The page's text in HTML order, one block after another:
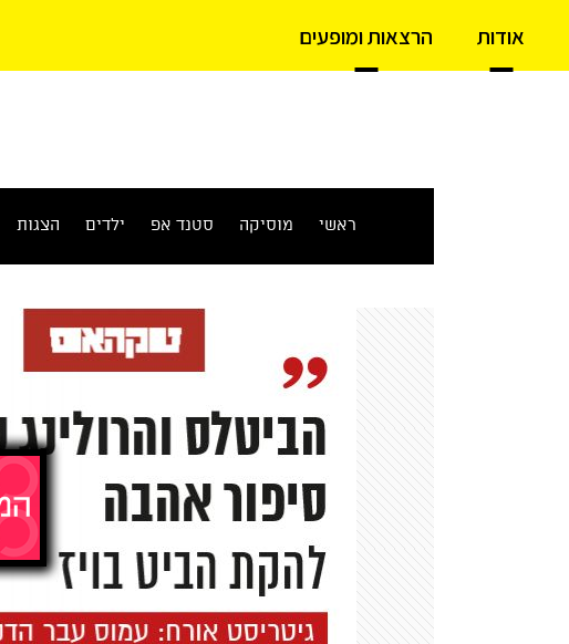
אודות הרצאות ומופעים